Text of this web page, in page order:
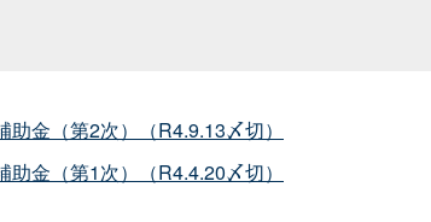
金（第2次）（R4.9.13〆切）
金（第1次）（R4.4.20〆切）